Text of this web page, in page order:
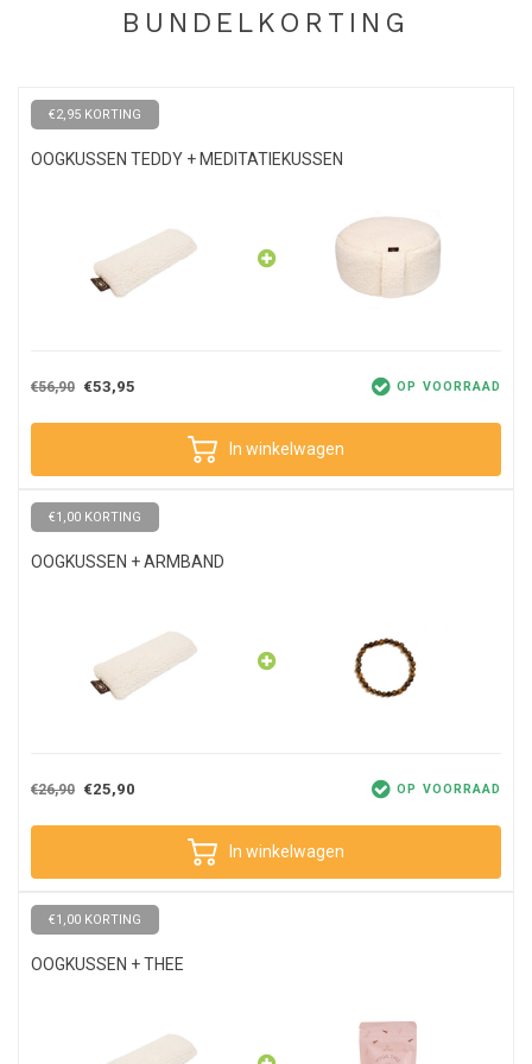
BUNDELKORTING
€2,95 KORTING
OOGKUSSEN TEDDY + MEDITATIEKUSSEN
€56,90 €53,95 OP VOORRAAD
In winkelwagen
€1,00 KORTING
OOGKUSSEN + ARMBAND
€26,90 €25,90 OP VOORRAAD
In winkelwagen
€1,00 KORTING
OOGKUSSEN + THEE